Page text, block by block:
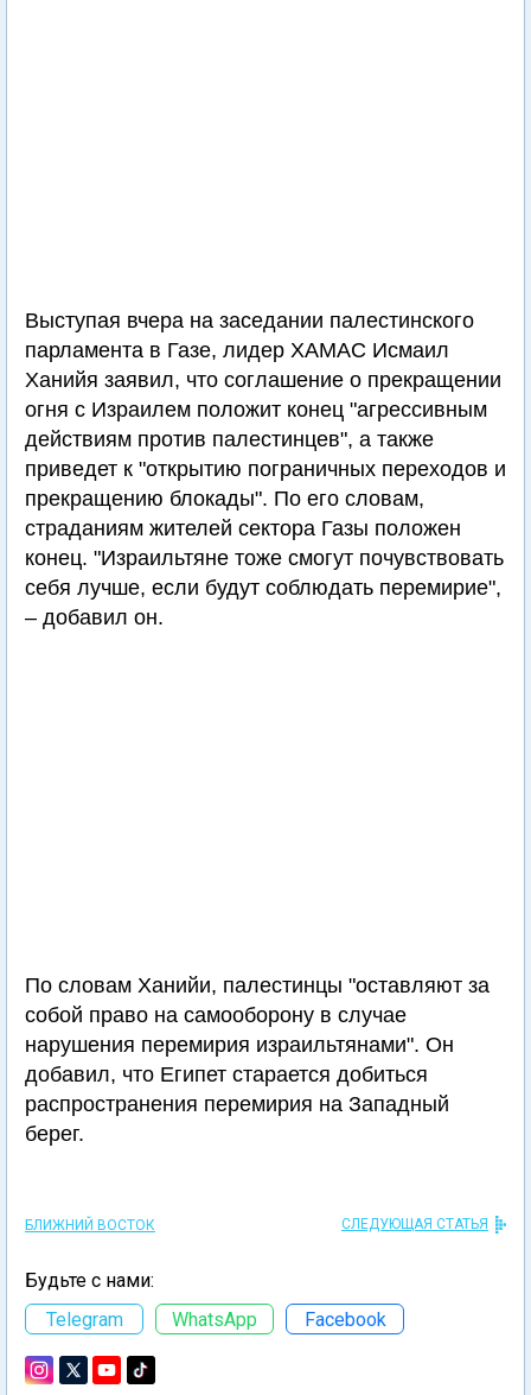
Выступая вчера на заседании палестинского
парламента в Газе, лидер ХАМАС Исмаил
Ханийя заявил, что соглашение о прекращении
огня с Израилем положит конец "агрессивным
действиям против палестинцев", а также
приведет к "открытию пограничных переходов и
прекращению блокады". По его словам,
страданиям жителей сектора Газы положен
конец. "Израильтяне тоже смогут почувствовать
себя лучше, если будут соблюдать перемирие",
– добавил он.
По словам Ханийи, палестинцы "оставляют за
собой право на самооборону в случае
нарушения перемирия израильтянами". Он
добавил, что Египет старается добиться
распространения перемирия на Западный
берег.
БЛИЖНИЙ ВОСТОК СЛЕДУЮЩАЯ СТАТЬЯ
Будьте с нами:
Telegram
WhatsApp Facebook